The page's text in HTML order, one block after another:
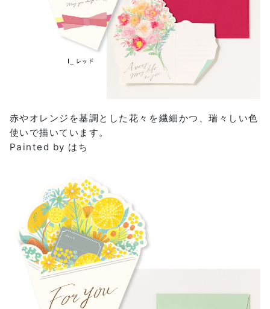
赤やオレンジを基調とした花々を繊細かつ、瑞々しい色
使いで描いています。
Painted by はち